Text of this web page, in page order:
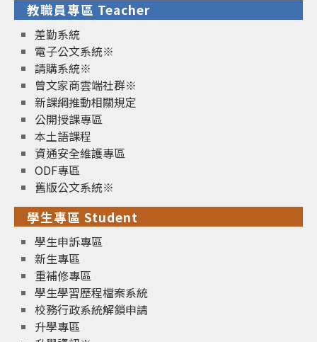
教職員專區 Teacher
差勤系統
電子公文系統※
請購系統※
曾文家商雲端社群※
新課綱推動相關規定
公開授課專區
本土語課程
資通安全維護專區
ODF專區
舊版公文系統※
學生專區 Student
學生申訴專區
新生專區
重補修專區
學生學習歷程檔案系統
校務行政系統解鎖申請
升學專區